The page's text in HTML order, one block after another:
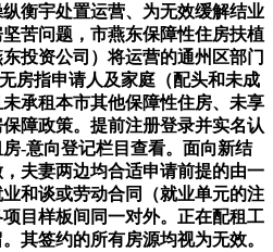
衡宇处置运营、为无效缓解结业
苦问题，市燕东保障性住房扶植
投资公司）将运营的通州区部门
房指申请人及家庭（配头和未成
承租本市其他保障性住房、未享
障政策。提前注册登录并实名认
-意向登记栏目查看。面向新结
夫妻两边均合适申请前提的由一
和谈或劳动合同（就业单元的注
目样板间同一对外。正在配租工
其签约的所有房源均视为无效。